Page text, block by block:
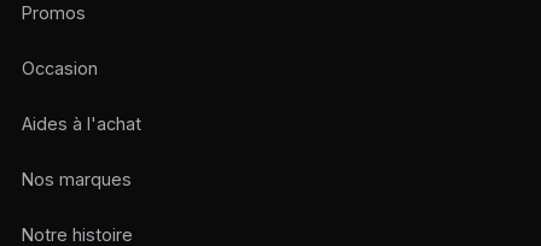
Promos
Occasion
Aides à l'achat
Nos marques
Notre histoire